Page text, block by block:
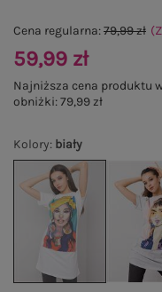
Kolory: biały
Cena regularna:79,99 zł
59,99 zł
Najniższa cena produktu
obniżki:79,99 zł